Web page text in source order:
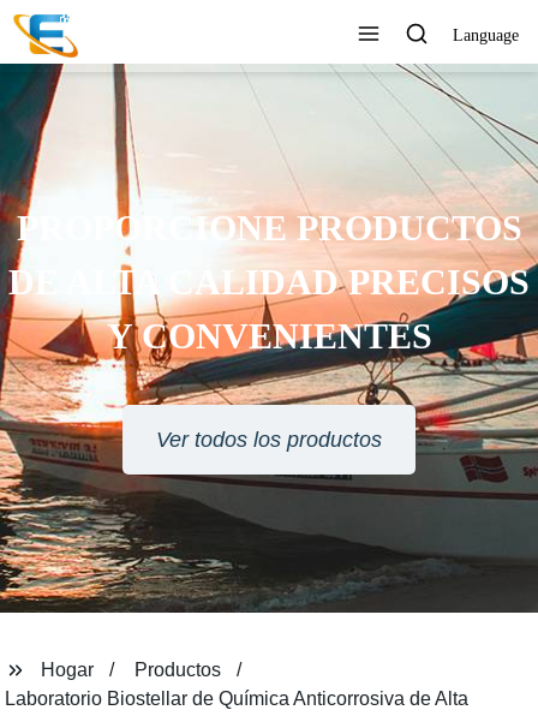
Language
PROPORCIONE PRODUCTOS
DE ALTA CALIDAD PRECISOS
Y CONVENIENTES
Ver todos los productos
Hogar
Productos
Laboratorio Biostellar de Química Anticorrosiva de Alta